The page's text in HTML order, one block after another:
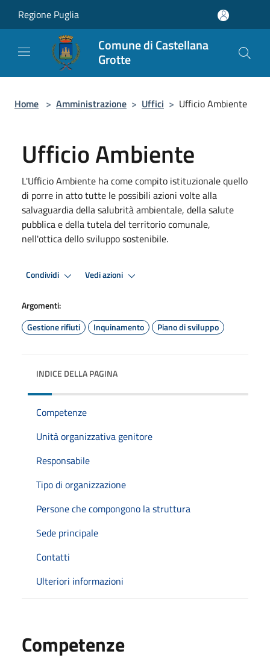
Regione Puglia
Comune di Castellana
Grotte
Home > Amministrazione > Uffici > Ufficio Ambiente
Ufficio Ambiente
L'Ufficio Ambiente ha come compito istituzionale quello
di porre in atto tutte le possibili azioni volte alla
salvaguardia della salubrità ambientale, della salute
pubblica e della tutela del territorio comunale,
nell'ottica dello sviluppo sostenibile.
Condividi Vedi azioni
Argomenti:
Gestione rifiuti
Inquinamento Piano di sviluppo
INDICE DELLA PAGINA
Competenze
Unità organizzativa genitore
Responsabile
Tipo di organizzazione
Persone che compongono la struttura
Sede principale
Contatti
Ulteriori informazioni
Competenze